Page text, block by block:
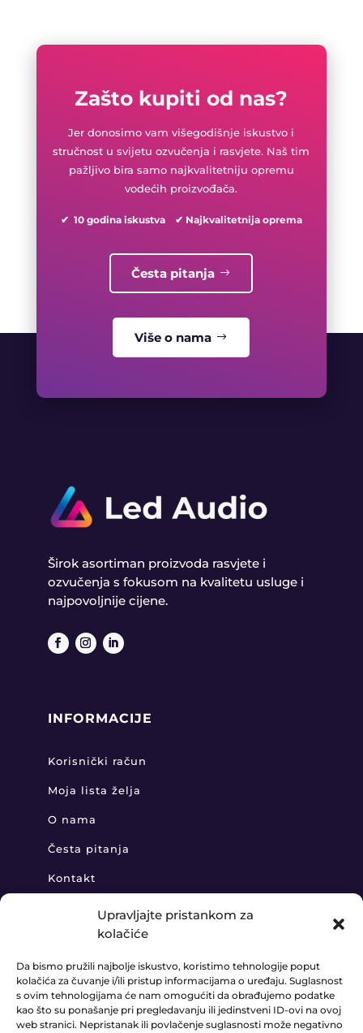
Upravljajte pristankom za
kolačiće
Da bismo pružili najbolje iskustvo, koristimo tehnologije poput
kolačića za čuvanje i/ili pristup informacijama o uređaju. Suglasnost
s ovim tehnologijama će nam omogućiti da obrađujemo podatke
kao što su ponašanje pri pregledavanju ili jedinstveni ID-ovi na ovoj
web stranici. Nepristanak ili povlačenje suglasnosti može negativno
Zašto kupiti od nas?
Jer donosimo vam višegodišnje iskustvo i
stručnost u svijetu ozvučenja i rasvjete. Naš tim
pažljivo bira samo najkvalitetniju opremu
vodećih proizvođača.
✔ 10 godina iskustva ✔ Najkvalitetnija oprema
Česta pitanja
Više o nama
Širok asortiman proizvoda rasvjete i
ozvučenja s fokusom na kvalitetu usluge i
najpovoljnije cijene.
INFORMACIJE
Korisnički račun
Moja lista želja
O nama
Česta pitanja
Kontakt
 +385 91 888 6406
 prodaja@ledaudio.hr